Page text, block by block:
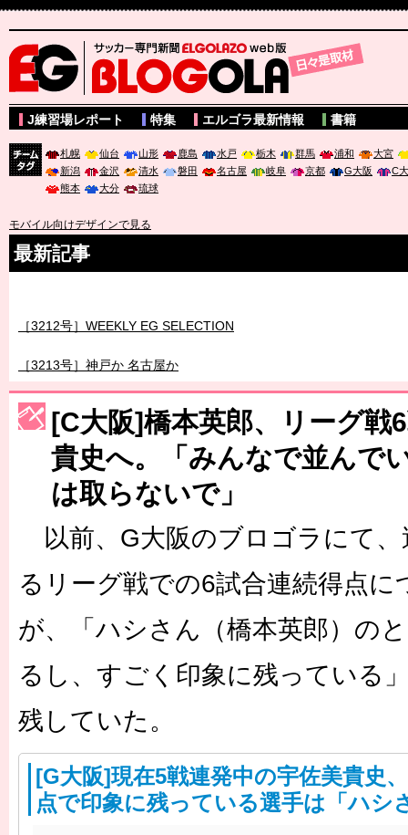
サッカー専門新聞ELGOLAZO web版 BLOGOLA
J練習場レポート 特集 エルゴラ最新情報 書籍
札幌 仙台 山形 鹿島 水戸 栃木 群馬 浦和
大宮
新潟
金沢 清水 磐田 名古屋 岐阜 京都 G大阪
C
熊本
大分 琉球
モバイル向けデザインで見る
最新記事
［3212号］WEEKLY EG SELECTION
［3213号］神戸か 名古屋か
［3214号］WEST制覇
［3215号］WEEKLY EG SELECTION
［3216号］行く末占うラストワン
［3217号］最高の景色へ出国
［3220号］伝説の王者、黄金のシャーレ
[C大阪]橋本英郎、リーグ戦
貴史へ。「みんなで並んで
は取らないで」
以前、G大阪のブロゴラにて、
るリーグ戦での6試合連続得点に
が、「ハシさん（橋本英郎）の
るし、すごく印象に残っている
残していた。
[G大阪]現在5戦連発中の宇佐美貴史
点で印象に残っている選手は「ハシ